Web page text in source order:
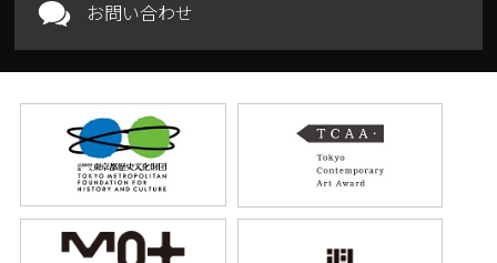
お問い合わせ